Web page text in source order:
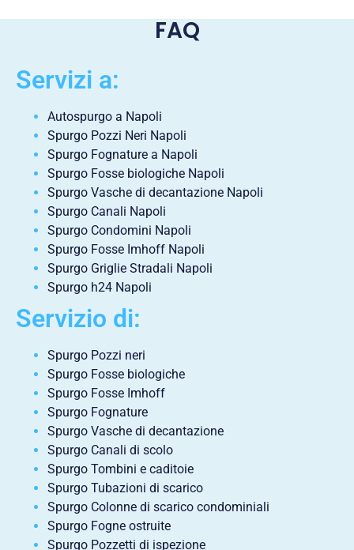
FAQ
Servizi a:
Autospurgo a Napoli
Spurgo Pozzi Neri Napoli
Spurgo Fognature a Napoli
Spurgo Fosse biologiche Napoli
Spurgo Vasche di decantazione Napoli
Spurgo Canali Napoli
Spurgo Condomini Napoli
Spurgo Fosse Imhoff Napoli
Spurgo Griglie Stradali Napoli
Spurgo h24 Napoli
Servizio di:
Spurgo Pozzi neri
Spurgo Fosse biologiche
Spurgo Fosse Imhoff
Spurgo Fognature
Spurgo Vasche di decantazione
Spurgo Canali di scolo
Spurgo Tombini e caditoie
Spurgo Tubazioni di scarico
Spurgo Colonne di scarico condominiali
Spurgo Fogne ostruite
Spurgo Pozzetti di ispezione